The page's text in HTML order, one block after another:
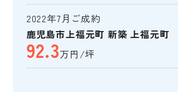
2022年7月ご成約
鹿児島市上福元町 新築 上福元町
92.3万円/坪